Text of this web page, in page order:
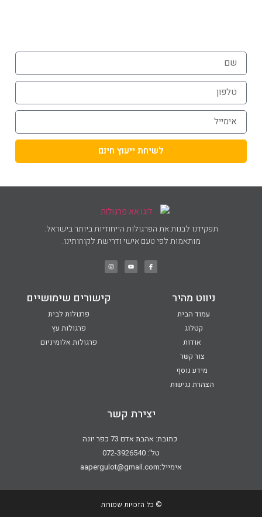
לשיחת ייעוץ חינם
תפקידנו לבנות את הפרגולות הייחודיות ביותר בישראל.
מותאמות לפי טעם אישי ודרישת לקוחותינו.
ניווט מהיר
עמוד הבית
קטלוג
אודות
צור קשר
מידע נוסף
הצהרת נגישות
קישורים שימושיים
פרגולות לבית
פרגולות עץ
פרגולות אלומיניום
יצירת קשר
כתובת: אהבת אדם 73 כפר יונה
טל': 072-3926540
אימייל:aapergulot@gmail.com
© כל הזכויות שמורות